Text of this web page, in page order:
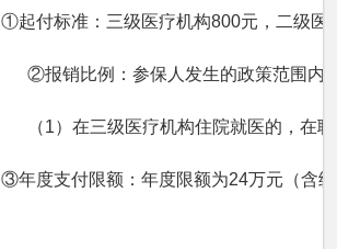
①起付标准：三级医疗机构800元，二级医
②报销比例：参保人发生的政策范围内
（1）在三级医疗机构住院就医的，在
③年度支付限额：年度限额为24万元（含